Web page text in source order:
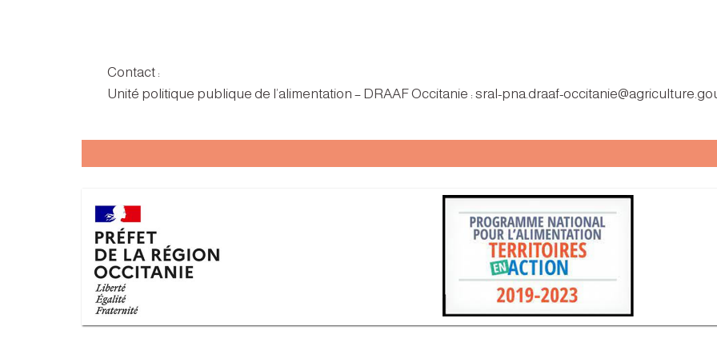
Contact :
Unité politique publique de l’alimentation – DRAAF Occitanie : sral-pna.draaf-